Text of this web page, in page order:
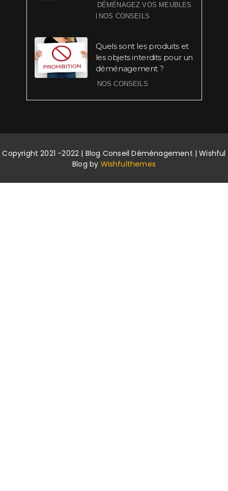
DÉMÉNAGEZ VOS MEUBLES
| NOS CONSEILS
Quels sont les produits et
les objets interdits pour un
déménagement ?
NOS CONSEILS
Copyright 2021 -2022 | Blog Conseil Déménagement | Wishful
Blog by Wishfulthemes